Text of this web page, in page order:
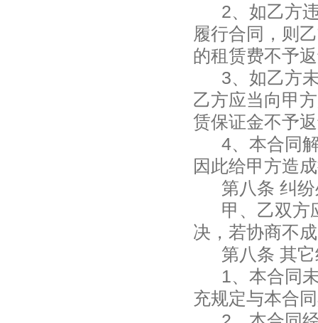
2、如乙方
履行合同，则
的租赁费不予
3、如乙方
乙方应当向甲
赁保证金不予
4、本合同
因此给甲方造
第八条 纠
甲、乙双方
决，若协商不
第八条 其
1、本合同
充规定与本合